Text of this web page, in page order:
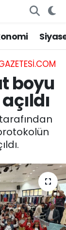
boyu